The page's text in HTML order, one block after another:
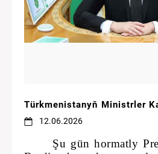
Türkmenistanyň Ministrler
12.06.2026
Şu gün hormatly